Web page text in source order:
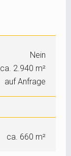
Nein
ca. 2.940 m²
auf Anfrage
ca. 660 m²